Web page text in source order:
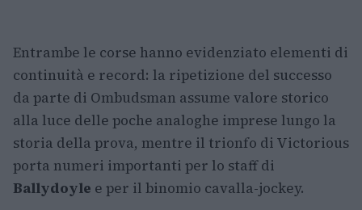
Entrambe le corse hanno evidenziato elementi di
continuità e record: la ripetizione del successo
da parte di Ombudsman assume valore storico
alla luce delle poche analoghe imprese lungo la
storia della prova, mentre il trionfo di Victorious
porta numeri importanti per lo staff di
Ballydoyle e per il binomio cavalla-jockey.